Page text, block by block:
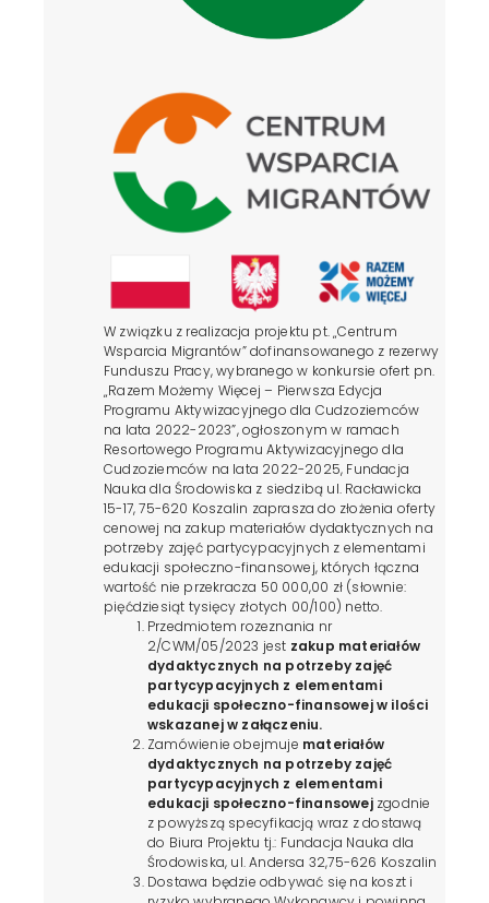
W związku z realizacja projektu pt. „Centrum
Wsparcia Migrantów” dofinansowanego z rezerwy
Funduszu Pracy, wybranego w konkursie ofert pn.
„Razem Możemy Więcej – Pierwsza Edycja
Programu Aktywizacyjnego dla Cudzoziemców
na lata 2022-2023”, ogłoszonym w ramach
Resortowego Programu Aktywizacyjnego dla
Cudzoziemców na lata 2022-2025, Fundacja
Nauka dla Środowiska z siedzibą ul. Racławicka
15-17, 75-620 Koszalin zaprasza do złożenia oferty
cenowej na zakup materiałów dydaktycznych na
potrzeby zajęć partycypacyjnych z elementami
edukacji społeczno-finansowej, których łączna
wartość nie przekracza 50 000,00 zł (słownie:
pięćdziesiąt tysięcy złotych 00/100) netto.
Przedmiotem rozeznania nr
2/CWM/05/2023 jest zakup materiałów
dydaktycznych na potrzeby zajęć
partycypacyjnych z elementami
edukacji społeczno-finansowej w ilości
wskazanej w załączeniu.
Zamówienie obejmuje materiałów
dydaktycznych na potrzeby zajęć
partycypacyjnych z elementami
edukacji społeczno-finansowej zgodnie
z powyższą specyfikacją wraz z dostawą
do Biura Projektu tj.: Fundacja Nauka dla
Środowiska, ul. Andersa 32,75-626 Koszalin
Dostawa będzie odbywać się na koszt i